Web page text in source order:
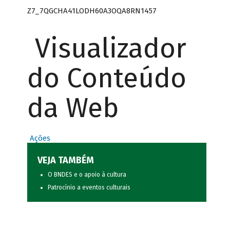
Z7_7QGCHA41LODH60A3OQA8RN1457
Visualizador
do Conteúdo
da Web
Ações
VEJA TAMBÉM
O BNDES e o apoio à cultura
Patrocínio a eventos culturais